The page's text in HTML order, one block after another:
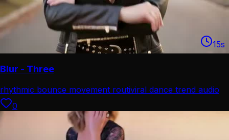
15s
Blur - Three
rhythmic bounce movement routiviral dance trend audio
0